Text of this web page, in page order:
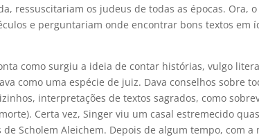
ressuscitariam os judeus de todas as épocas. Ora,
e perguntariam onde encontrar bons textos em
como surgiu a ideia de contar histórias, vulgo
como uma espécie de juiz. Dava conselhos sobre
interpretações de textos sagrados, como
Certa vez, Singer viu um casal estremecido
Scholem Aleichem. Depois de algum tempo, com a